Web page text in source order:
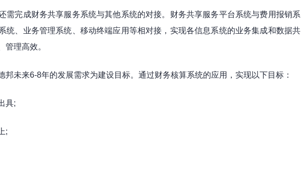
需完成财务共享服务系统与其他系统的对接。财务共享服务平台系统与费用报销系
统、业务管理系统、移动终端应用等相对接，实现各信息系统的业务集成和数据共
管理高效。
邦未来6-8年的发展需求为建设目标。通过财务核算系统的应用，实现以下目标：
具;
;